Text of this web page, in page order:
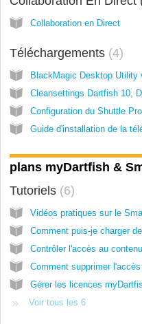
Collaboration en Direct
Téléchargements 4
BlackMagic Desktop Utility
Cleansettings Dartfish 10,
Configuration du Shuttle
plans myDartfish &
Tutoriels 6
Vidéos pratiques sur le
Comment supprimer
Gérer les licences
Voir tous les 6